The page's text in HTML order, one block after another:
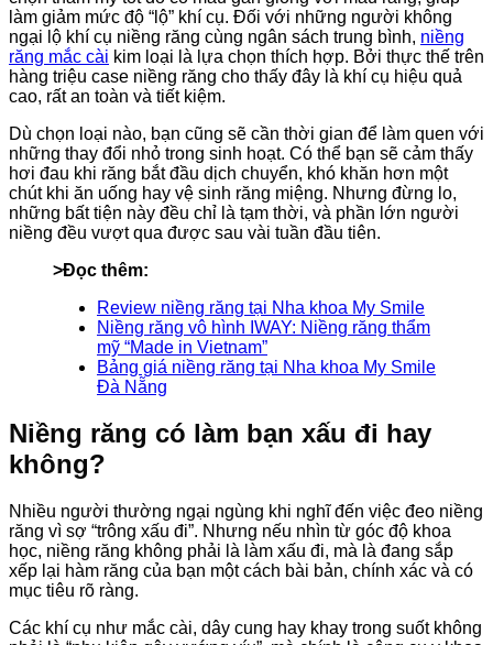
làm giảm mức độ “lộ” khí cụ. Đối với những người không
ngại lộ khí cụ niềng răng cùng ngân sách trung bình, niềng
răng mắc cài kim loại là lựa chọn thích hợp. Bởi thực thế trên
hàng triệu case niềng răng cho thấy đây là khí cụ hiệu quả
cao, rất an toàn và tiết kiệm.
Dù chọn loại nào, bạn cũng sẽ cần thời gian để làm quen với
những thay đổi nhỏ trong sinh hoạt. Có thể bạn sẽ cảm thấy
hơi đau khi răng bắt đầu dịch chuyển, khó khăn hơn một
chút khi ăn uống hay vệ sinh răng miệng. Nhưng đừng lo,
những bất tiện này đều chỉ là tạm thời, và phần lớn người
niềng đều vượt qua được sau vài tuần đầu tiên.
>Đọc thêm:
Review niềng răng tại Nha khoa My Smile
Niềng răng vô hình IWAY: Niềng răng thẩm
mỹ “Made in Vietnam”
Bảng giá niềng răng tại Nha khoa My Smile
Đà Nẵng
Niềng răng có làm bạn xấu đi hay
không?
Nhiều người thường ngại ngùng khi nghĩ đến việc đeo niềng
răng vì sợ “trông xấu đi”. Nhưng nếu nhìn từ góc độ khoa
học, niềng răng không phải là làm xấu đi, mà là đang sắp
xếp lại hàm răng của bạn một cách bài bản, chính xác và có
mục tiêu rõ ràng.
Các khí cụ như mắc cài, dây cung hay khay trong suốt không